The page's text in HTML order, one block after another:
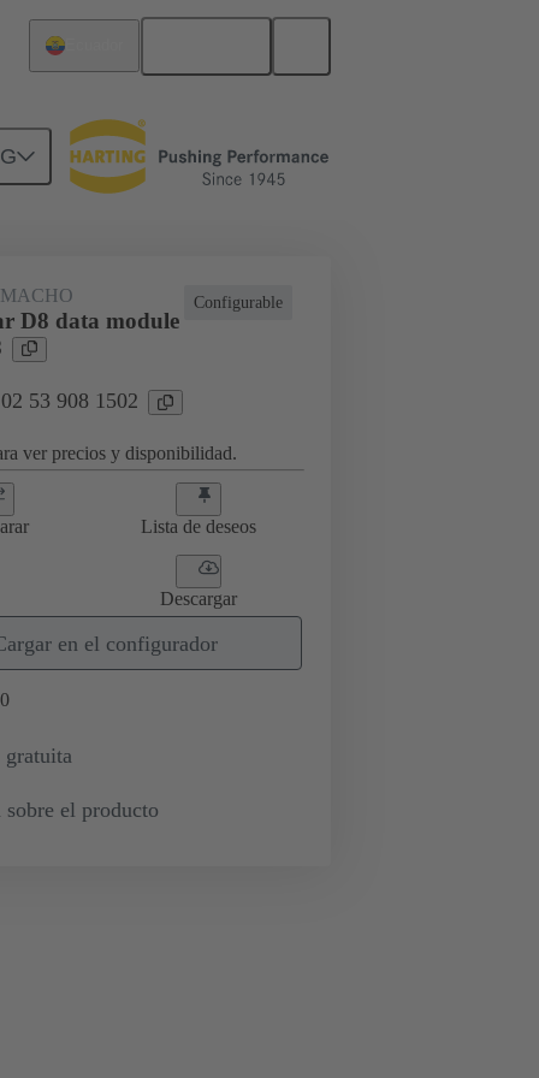
Configurable
D8 data module
53 908 1502
ver precios y disponibilidad.
Lista de deseos
Descargar
en el configurador
0
gratuita
sobre el producto